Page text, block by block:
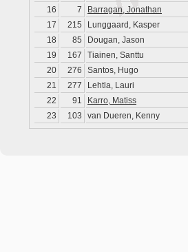
16
7 Barragan, Jonathan
17
215 Lunggaard, Kasper
18
85 Dougan, Jason
19
167 Tiainen, Santtu
20
276 Santos, Hugo
21
277 Lehtla, Lauri
22
91 Karro, Matiss
23
103 van Dueren, Kenny